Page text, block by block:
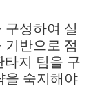
구성하여 실
반으로 점
타지 팀을 구
을 숙지해야